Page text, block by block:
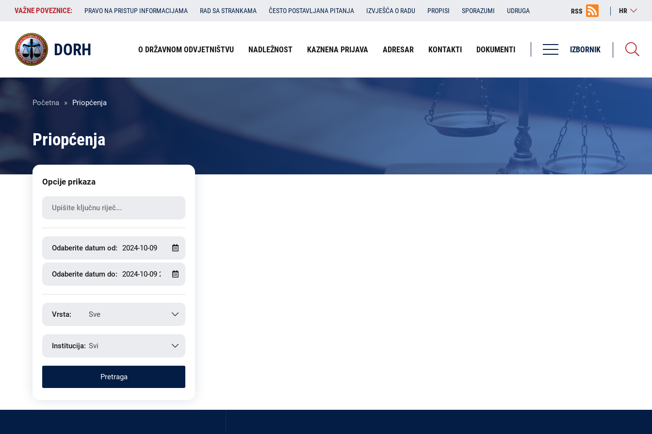
Skoči
sadržaj
VAŽNE
POVEZNICE:
VAŽNE POVEZNICE: PRAVO NA PRISTUP INFORMACIJAMA RAD SA STRANKAMA ČESTO POSTAVLJANA PITANJA IZVJEŠĆA O RADU PROPISI SPORAZUMI UDRUGA HR
RSS
IZBORNIK
DORH
Izbornik
zaglavlju
O DRŽAVNOM ODVJETNIŠTVU NADLEŽNOST KAZNENA PRIJAVA ADRESAR KONTAKTI DOKUMENTI
Breadcrumb
Početna Priopćenja
Priopćenja
Opcije prikaza
Odaberite datum od:
Odaberite datum do:
Vrsta: Sve
Institucija: Svi